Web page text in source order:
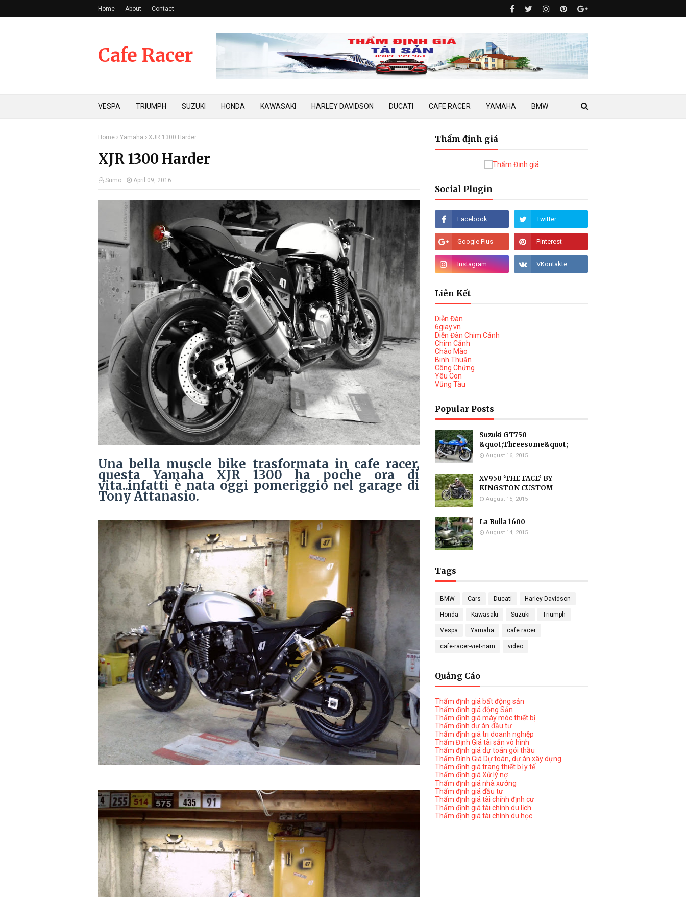
Home About Contact
Cafe Racer
VESPA TRIUMPH SUZUKI HONDA KAWASAKI HARLEY DAVIDSON DUCATI CAFE RACER YAMAHA BMW
Home Yamaha XJR 1300 Harder
XJR 1300 Harder
Sumo April 09, 2016
Una bella muscle bike trasformata in cafe racer,
questa Yamaha XJR 1300 ha poche ora di
vita..infatti è nata oggi pomeriggio nel garage di
Tony Attanasio.
Thẩm định giá
Social Plugin
Liên Kết
Diễn Đàn
6giay.vn
Diễn Đàn Chim Cảnh
Chim Cảnh
Chào Mào
Binh Thuận
Công Chứng
Yêu Con
Vũng Tàu
Popular Posts
Suzuki GT750
&quot;Threesome&quot;
August 16, 2015
XV950 ‘THE FACE’ BY
KINGSTON CUSTOM
August 15, 2015
La Bulla 1600
August 14, 2015
Tags
BMW Cars Ducati Harley Davidson
Honda Kawasaki Suzuki Triumph
Vespa Yamaha cafe racer
cafe-racer-viet-nam video
Quảng Cáo
Thẩm định giá bất động sản
Thẩm định giá động Sản
Thẩm định giá máy móc thiết bị
Thẩm định dự án đầu tư
Thẩm định giá tri doanh nghiệp
Thẩm Định Giá tài sản vô hình
Thẩm định giá dự toán gói thầu
Thẩm Định Giá Dự toán, dự án xây dựng
Thẩm định giá trang thiết bị y tế
Thẩm định giá Xử lý nợ
Thẩm định giá nhà xưởng
Thẩm định giá đầu tư
Thẩm định giá tài chính định cư
Thẩm định giá tài chính du lịch
Thẩm định giá tài chính du học